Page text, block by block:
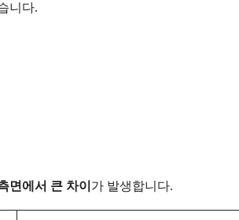
니다.
면에서 큰 차이 가 발생합니다.